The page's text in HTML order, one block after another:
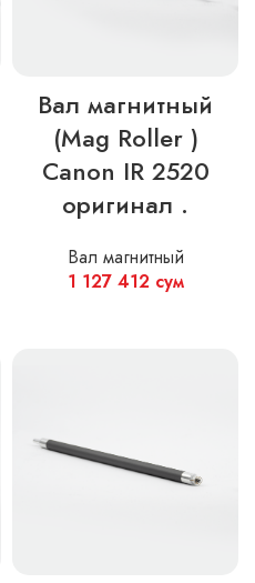
Вал магнитный
(Mag Roller )
Canon IR 2520
оригинал .
Вал магнитный
1 127 412 сум